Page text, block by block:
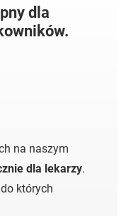
dla
na naszym
dla lekarzy.
których